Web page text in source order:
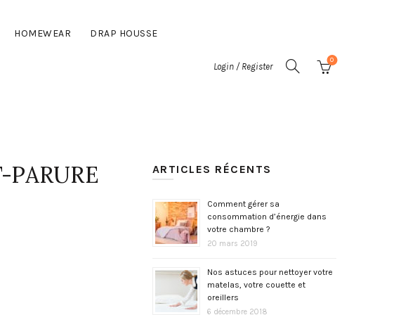
HOMEWEAR DRAP HOUSSE
Login / Register
0
ARTICLES RÉCENTS
Comment gérer sa
consommation d’énergie dans
votre chambre ?
20 mars 2019
Nos astuces pour nettoyer votre
matelas, votre couette et
oreillers
6 décembre 2018